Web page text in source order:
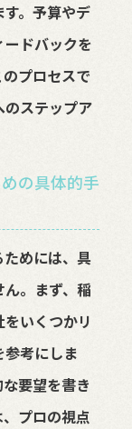
。予算やデ
ドバックを
プロセスで
ステップア
の具体的手
めには、具
。まず、稲
いくつかリ
考にしま
要望を書き
プロの視点